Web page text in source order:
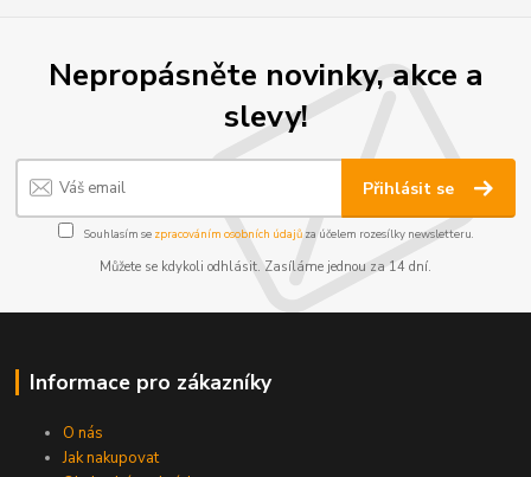
Nepropásněte novinky, akce a
slevy!
Přihlásit se
Souhlasím se zpracováním osobních údajůza účelem rozesílky newsletteru.
Můžete se kdykoli odhlásit. Zasíláme jednou za 14 dní.
Informace pro zákazníky
O nás
Jak nakupovat